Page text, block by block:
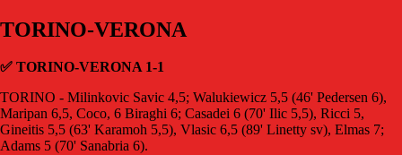
TORINO-VERONA
✅ TORINO-VERONA 1-1
TORINO - Milinkovic Savic 4,5; Walukiewicz 5,5 (46' Pedersen 6),
Maripan 6,5, Coco, 6 Biraghi 6; Casadei 6 (70' Ilic 5,5), Ricci 5,
Gineitis 5,5 (63' Karamoh 5,5), Vlasic 6,5 (89' Linetty sv), Elmas 7;
Adams 5 (70' Sanabria 6).